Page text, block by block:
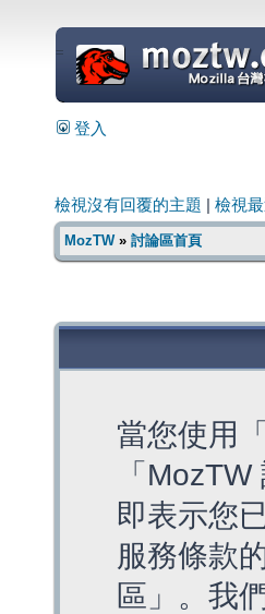
=
登入
檢視沒有回覆的主題 檢視
MozTW» 討論區首頁
當您使用
「
即表示您
服務條款
區」。我